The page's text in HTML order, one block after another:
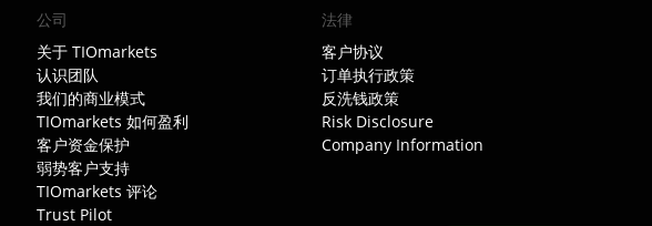
公司
关于 TIOmarkets
认识团队
我们的商业模式
TIOmarkets 如何盈利
客户资金保护
弱势客户支持
TIOmarkets 评论
Trust Pilot
法律
客户协议
订单执行政策
反洗钱政策
Risk Disclosure
Company Information